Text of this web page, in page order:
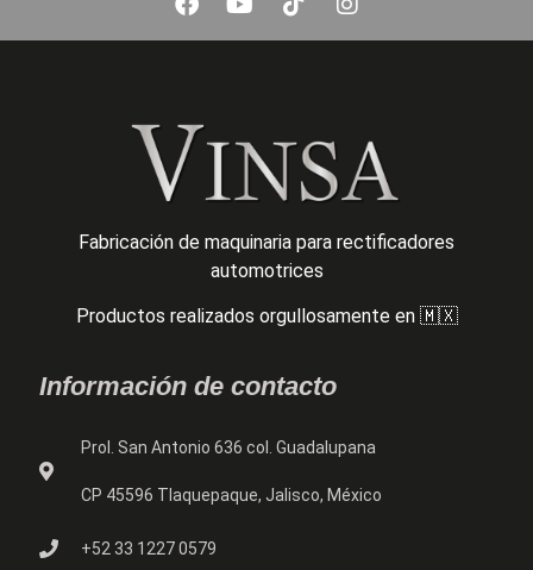
Fabricación de maquinaria para rectificadores
automotrices
Productos realizados orgullosamente en 🇲🇽
Información de contacto
Prol. San Antonio 636 col. Guadalupana
CP 45596 Tlaquepaque, Jalisco, México
+52 33 1227 0579